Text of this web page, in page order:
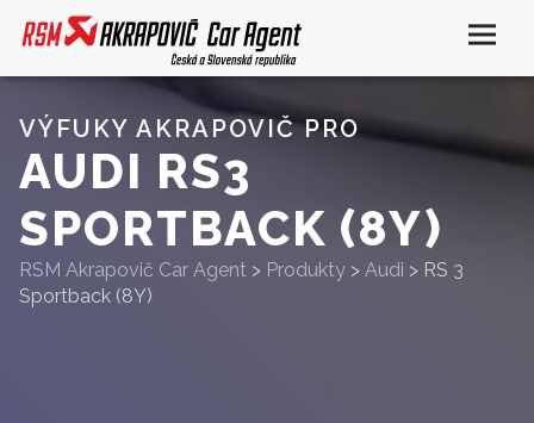
VÝFUKY AKRAPOVIČ PRO
AUDI RS3
SPORTBACK (8Y)
RSM Akrapovič Car Agent > Produkty > Audi > RS 3
Sportback (8Y)